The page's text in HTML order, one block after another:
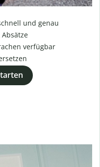
und genau
verfügbar